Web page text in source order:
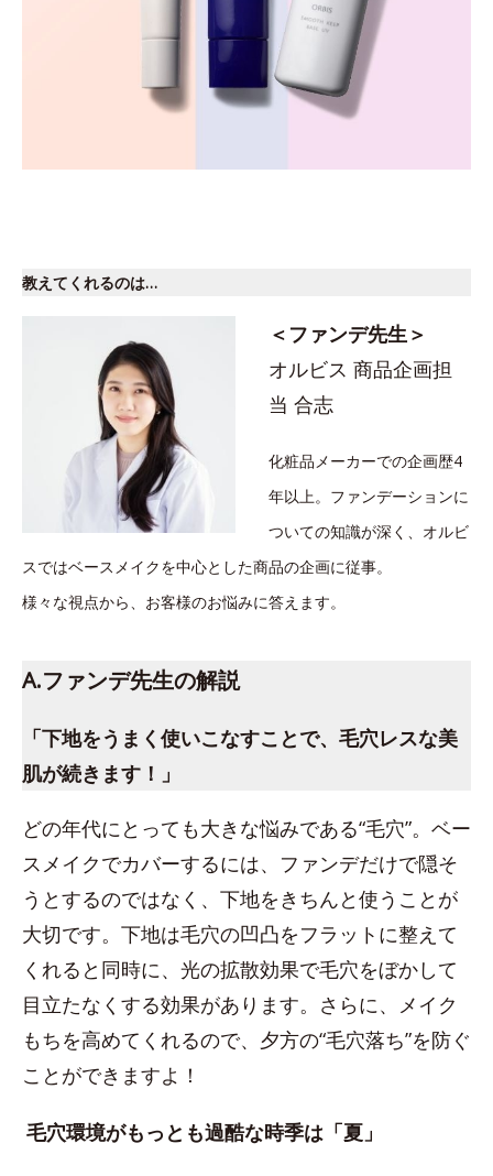
教えてくれるのは…
＜ファンデ先生＞
オルビス 商品企画担
当 合志
化粧品メーカーでの企画歴4
年以上。ファンデーションに
ついての知識が深く、オルビ
スではベースメイクを中心とした商品の企画に従事。
様々な視点から、お客様のお悩みに答えます。
A.ファンデ先生の解説
「下地をうまく使いこなすことで、毛穴レスな美
肌が続きます！」
どの年代にとっても大きな悩みである“毛穴”。ベー
スメイクでカバーするには、ファンデだけで隠そ
うとするのではなく、下地をきちんと使うことが
大切です。下地は毛穴の凹凸をフラットに整えて
くれると同時に、光の拡散効果で毛穴をぼかして
目立たなくする効果があります。さらに、メイク
もちを高めてくれるので、夕方の“毛穴落ち”を防ぐ
ことができますよ！
毛穴環境がもっとも過酷な時季は「夏」